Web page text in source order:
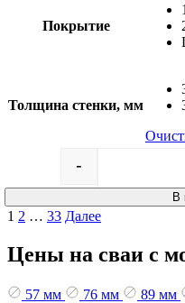
Покрытие
Толщина стенки, мм
-
В
Пагинация
записей
1 2 … 33 Далее
Цены на сваи с
57 мм 76 мм 89 мм